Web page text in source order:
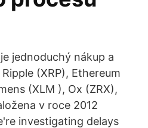
jednoduchý nákup a
(XRP), Ethereum
(XLM ), Ox (ZRX),
v roce 2012
investigating delays